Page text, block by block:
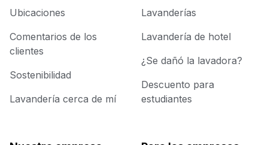
Ubicaciones
Comentarios de los
clientes
Sostenibilidad
Lavandería cerca de mí
Lavanderías
Lavandería de hotel
¿Se dañó la lavadora?
Descuento para
estudiantes